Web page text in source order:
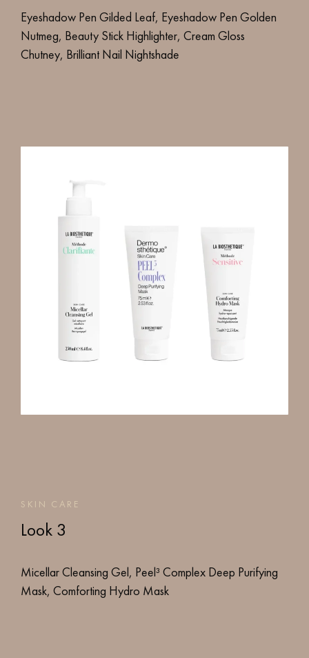
Eyeshadow Pen Gilded Leaf, Eyeshadow Pen Golden
Nutmeg, Beauty Stick Highlighter, Cream Gloss
Chutney, Brilliant Nail Nightshade
SKIN CARE
Look 3
Micellar Cleansing Gel, Peel³ Complex Deep Purifying
Mask, Comforting Hydro Mask